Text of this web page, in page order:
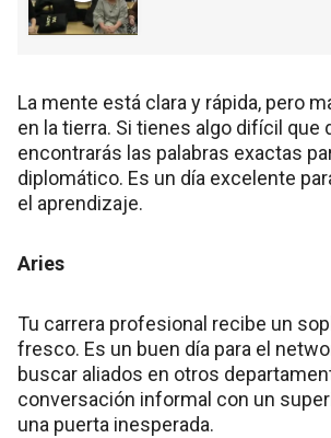
La mente está clara y rápida, pero
en la tierra. Si tienes algo difícil que
encontrarás las palabras exactas
diplomático. Es un día excelente
el aprendizaje.
Aries
Tu carrera profesional recibe un
fresco. Es un buen día para el
buscar aliados en otros
conversación informal con un
una puerta inesperada.